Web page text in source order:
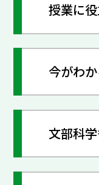
授業に
今がわ
文部科